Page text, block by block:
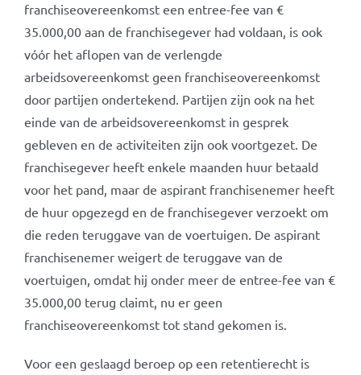
franchiseovereenkomst een entree-fee van €
35.000,00 aan de franchisegever had voldaan, is ook
vóór het aflopen van de verlengde
arbeidsovereenkomst geen franchiseovereenkomst
door partijen ondertekend. Partijen zijn ook na het
einde van de arbeidsovereenkomst in gesprek
gebleven en de activiteiten zijn ook voortgezet. De
franchisegever heeft enkele maanden huur betaald
voor het pand, maar de aspirant franchisenemer heeft
de huur opgezegd en de franchisegever verzoekt om
die reden teruggave van de voertuigen. De aspirant
franchisenemer weigert de teruggave van de
voertuigen, omdat hij onder meer de entree-fee van €
35.000,00 terug claimt, nu er geen
franchiseovereenkomst tot stand gekomen is.
Voor een geslaagd beroep op een retentierecht is